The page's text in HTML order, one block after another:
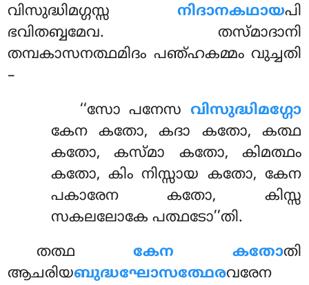
വിസുദ്ധിമഗ്ഗസ്സ നിദാനകഥായപി
ഭവിതബ്ബമേവ. തസ്മാദാനി
തമ്പകാസനത്ഥമിദം പഞ്ഹകമ്മം വുച്ചതി
–
‘‘സോ പനേസ വിസുദ്ധിമഗ്ഗോ
കേന കതോ, കദാ കതോ, കത്ഥ
കതോ, കസ്മാ കതോ, കിമത്ഥം
കതോ, കിം നിസ്സായ കതോ, കേന
പകാരേന കതോ, കിസ്സ
സകലലോകേ പത്ഥടോ’’തി.
തത്ഥകേന കതോതി
ആചരിയബുദ്ധഘോസത്ഥേരവരേന